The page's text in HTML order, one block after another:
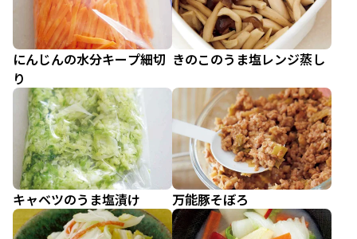
にんじんの水分キープ細切
り
きのこのうま塩レンジ蒸し
キャベツのうま塩漬け 万能豚そぼろ